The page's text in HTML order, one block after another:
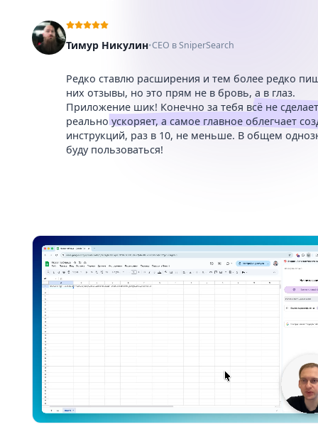
Тимур Никулин•CEO в SniperSearch
Редко ставлю расширения и тем более редко
них отзывы, но это прям не в бровь, а в глаз.
Приложение шик! Конечно за тебя всё не
реально ускоряет, а самое главное облегчает
инструкций, раз в 10, не меньше. В общем
буду пользоваться!
Попробовать